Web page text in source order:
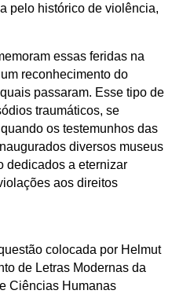
pelo histórico de violência,
essas feridas na
reconhecimento do
passaram. Esse tipo de
traumáticos, se
os testemunhos das
diversos museus
dedicados a eternizar
aos direitos
colocada por Helmut
de Letras Modernas da
Ciências Humanas